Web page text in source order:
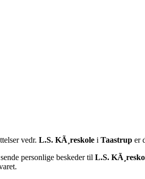
vedr. L.S. KÃ¸reskole i Taastrup er
personlige beskeder til L.S.